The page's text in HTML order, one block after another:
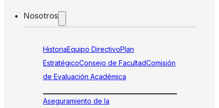
Nosotros
HistoriaEquipo DirectivoPlan
EstratégicoConsejo de FacultadComisión
de Evaluación Académica
Aseguramiento de la